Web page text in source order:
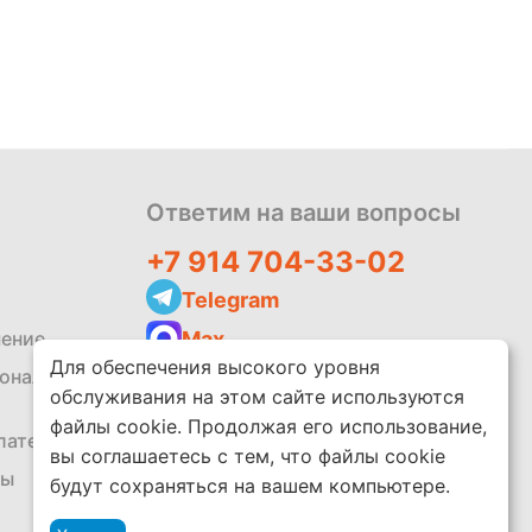
Ответим на ваши вопросы
+7 914 704-33-02
Telegram
Max
zakaz@leko.market
Написать отзыв
Для обеспечения высокого уровня
обслуживания на этом сайте используются
файлы cookie. Продолжая его использование,
вы соглашаетесь с тем, что файлы cookie
будут сохраняться на вашем компьютере.
обработки